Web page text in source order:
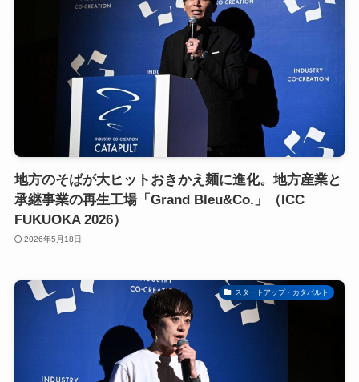
地方のそばが大ヒットおきかえ麺に進化。地方産業と
承継事業の再生工場「Grand Bleu&Co.」（ICC
FUKUOKA 2026）
2026年5月18日
スタートアップ・カタパルト